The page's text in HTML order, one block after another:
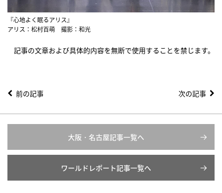
『心地よく眠るアリス』
アリス：松村百萌 撮影：和光
記事の文章および具体的内容を無断で使用することを禁じます。
前の記事 次の記事
大阪・名古屋記事一覧へ
ワールドレポート記事一覧へ